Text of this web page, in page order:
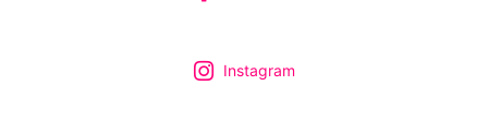
Instagram